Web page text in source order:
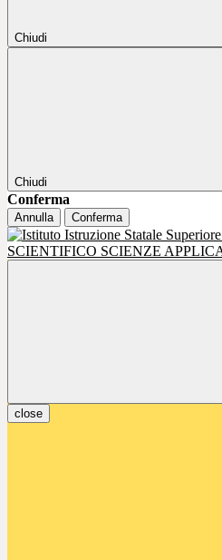
Chiudi
Chiudi
Conferma
Annulla Conferma
SCIENTIFICO SCIENZE
close